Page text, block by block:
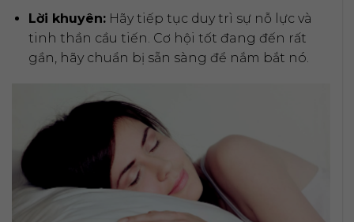
Lời khuyên:Hãy tiếp tục duy trì sự nỗ lực và
tinh thần cầu tiến. Cơ hội tốt đang đến rất
gần, hãy chuẩn bị sẵn sàng để nắm bắt nó.